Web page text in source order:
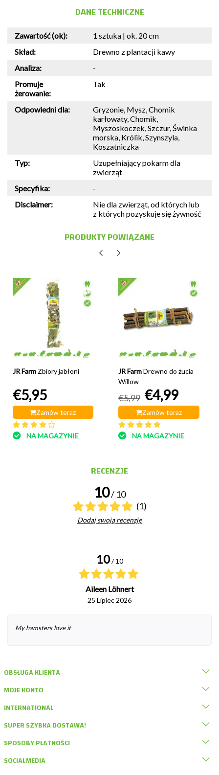
DANE TECHNICZNE
Zawartość (ok):
1 sztuka | ok. 20 cm
Skład:
Drewno z plantacji kawy
Analiza:
-
Promuje
żerowanie:
Tak
Odpowiedni dla:
Gryzonie, Mysz, Chomik
karłowaty, Chomik,
Myszoskoczek, Szczur, Świnka
morska, Królik, Szynszyla,
Koszatniczka
Typ:
Uzupełniający pokarm dla
zwierząt
Specyfika:
-
Disclaimer:
Nie dla zwierząt, od których lub
z których pozyskuje się żywność
PRODUKTY POWIĄZANE
JR Farm Zbiory jabłoni
€5,95
Zamów teraz
NA MAGAZYNIE
JR FarmDrewno do żucia
Willow
€5,99 €4,99
Zamów teraz
NA MAGAZYNIE
RECENZJE
10/ 10
(1)
Dodaj swoją recenzję
10 / 10
Aileen Löhnert
25 Lipiec 2026
My hamsters love it
OBSŁUGA KLIENTA
MOJE KONTO
INTERNATIONAL
SUPER SZYBKA DOSTAWA!
SPOSOBY PŁATNOŚCI
SOCIALMEDIA